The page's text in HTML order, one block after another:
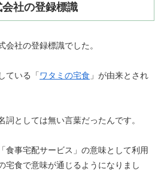
社の登録標識
社の登録標識でした。
ている「ワタミの宅食 」が由来とされ
詞としては無い言葉だったんです。
食事宅配サービス」の意味として利用
宅食で意味が通じるようになりまし